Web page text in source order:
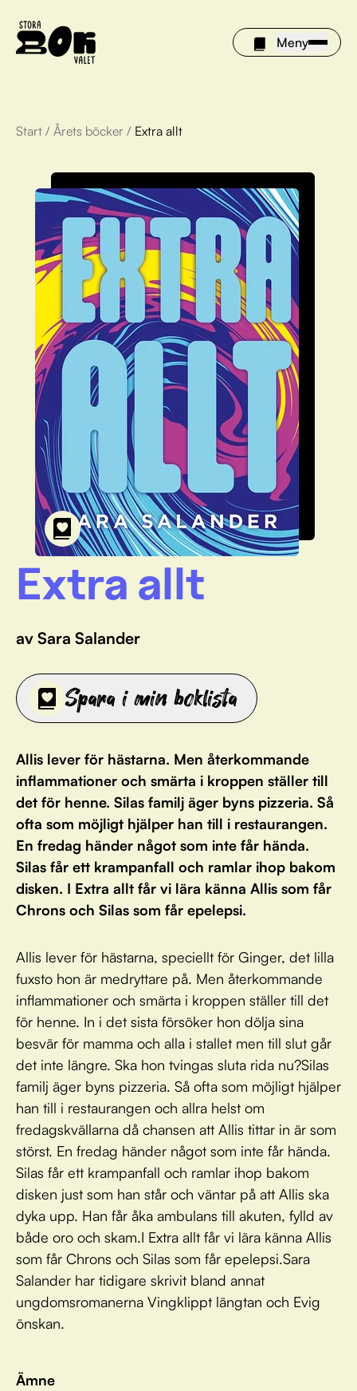
Meny
Årets böcker
Om Stora bokvalet
Olivia tipsar
Vinnare
FAQ
För bibliotek
Start / Årets böcker / Extra allt
Extra allt
av Sara Salander
Spara i min boklista
Allis lever för hästarna. Men återkommande
inflammationer och smärta i kroppen ställer till
det för henne. Silas familj äger byns pizzeria. Så
ofta som möjligt hjälper han till i restaurangen.
En fredag händer något som inte får hända.
Silas får ett krampanfall och ramlar ihop bakom
disken. I Extra allt får vi lära känna Allis som får
Chrons och Silas som får epelepsi.
Allis lever för hästarna, speciellt för Ginger, det lilla
fuxsto hon är medryttare på. Men återkommande
inflammationer och smärta i kroppen ställer till det
för henne. In i det sista försöker hon dölja sina
besvär för mamma och alla i stallet men till slut går
det inte längre. Ska hon tvingas sluta rida nu?Silas
familj äger byns pizzeria. Så ofta som möjligt hjälper
han till i restaurangen och allra helst om
fredagskvällarna då chansen att Allis tittar in är som
störst. En fredag händer något som inte får hända.
Silas får ett krampanfall och ramlar ihop bakom
disken just som han står och väntar på att Allis ska
dyka upp. Han får åka ambulans till akuten, fylld av
både oro och skam.I Extra allt får vi lära känna Allis
som får Chrons och Silas som får epelepsi.Sara
Salander har tidigare skrivit bland annat
ungdomsromanerna Vingklippt längtan och Evig
önskan.
Ämne